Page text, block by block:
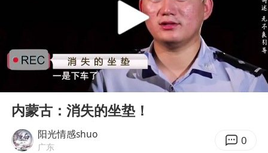
乌称俄袭击敖德萨致部分区域停电
白海豚北上或致京津冀暴雨
Play
13:08
内蒙古：消失的坐垫！
阳光情感shuo
广东 0